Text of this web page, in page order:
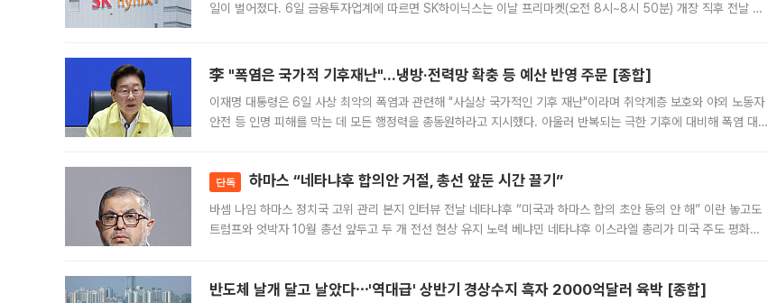
일이 벌어졌다. 6일 금융투자업계에 따르면 SK하이닉스는 이날 프리마켓(오전 8시~8시 50분) 개장 직후 전날 정
李 "폭염은 국가적 기후재난"…냉방·전력망 확충 등 예산 반영 주문 [종합]
이재명 대통령은 6일 사상 최악의 폭염과 관련해 "사실상 국가적인 기후 재난"이라며 취약계층 보호와 야외 노동자
안전 등 인명 피해를 막는 데 모든 행정력을 총동원하라고 지시했다. 아울러 반복되는 극한 기후에 대비해 폭염 대응
단독 하마스 “네타냐후 합의안 거절, 총선 앞둔 시간 끌기”
바셈 나임 하마스 정치국 고위 관리 본지 인터뷰 전날 네타냐후 “미국과 하마스 합의 초안 동의 안 해” 이란 놓고도
트럼프와 엇박자 10월 총선 앞두고 두 개 전선 현상 유지 노력 베냐민 네타냐후 이스라엘 총리가 미국 주도 평화위
반도체 날개 달고 날았다⋯'역대급' 상반기 경상수지 흑자 2000억달러 육박 [종합]